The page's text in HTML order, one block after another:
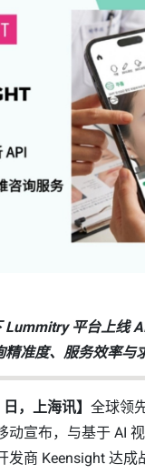
平台上线
精准度、服务效率与
，上海讯】 全球领
动宣布，与基于 AI
发商 Keensight 达成